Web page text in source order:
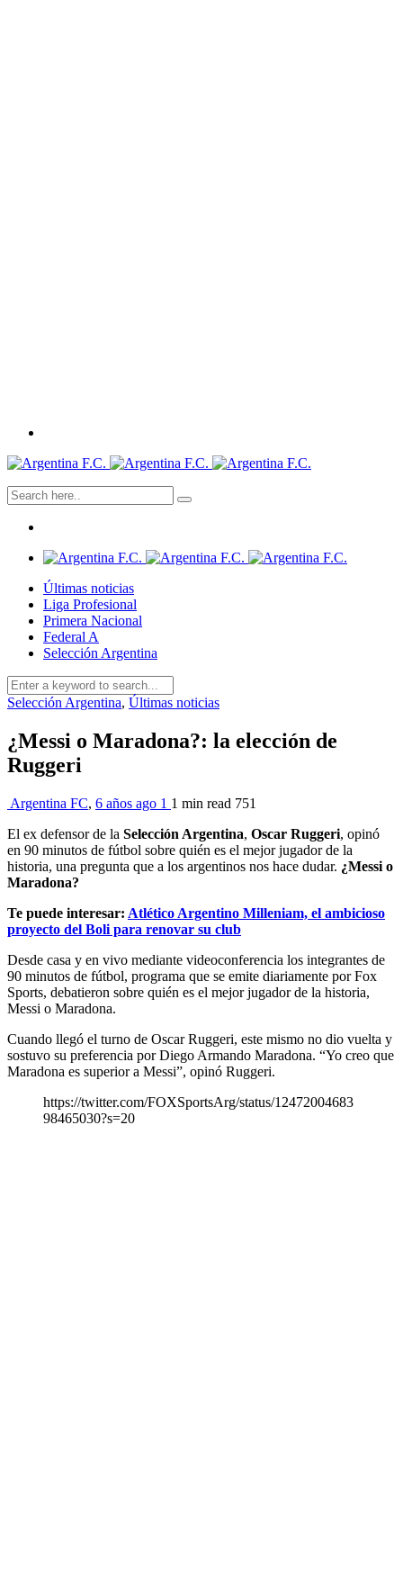
Últimas noticias
Liga Profesional
Primera Nacional
Federal A
Selección Argentina
Selección Argentina, Últimas noticias
¿Messi o Maradona?: la elección de
Ruggeri
Argentina FC, 6 años ago 1 1 min read 751
El ex defensor de la Selección Argentina, Oscar Ruggeri, opinó
en 90 minutos de fútbol sobre quién es el mejor jugador de la
historia, una pregunta que a los argentinos nos hace dudar. ¿Messi o
Maradona?
Te puede interesar: Atlético Argentino Milleniam, el ambicioso
proyecto del Boli para renovar su club
Desde casa y en vivo mediante videoconferencia los integrantes de
90 minutos de fútbol, programa que se emite diariamente por Fox
Sports, debatieron sobre quién es el mejor jugador de la historia,
Messi o Maradona.
Cuando llegó el turno de Oscar Ruggeri, este mismo no dio vuelta y
sostuvo su preferencia por Diego Armando Maradona. “Yo creo que
Maradona es superior a Messi”, opinó Ruggeri.
https://twitter.com/FOXSportsArg/status/12472004683
98465030?s=20